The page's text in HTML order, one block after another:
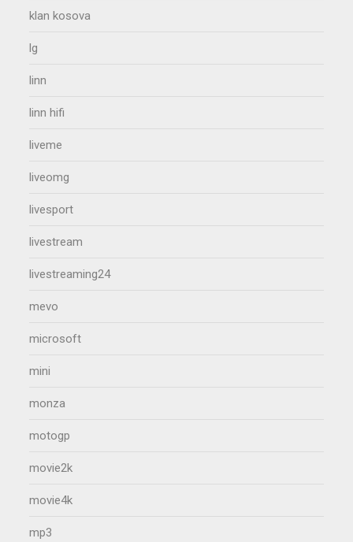
klan kosova
lg
linn
linn hifi
liveme
liveomg
livesport
livestream
livestreaming24
mevo
microsoft
mini
monza
motogp
movie2k
movie4k
mp3